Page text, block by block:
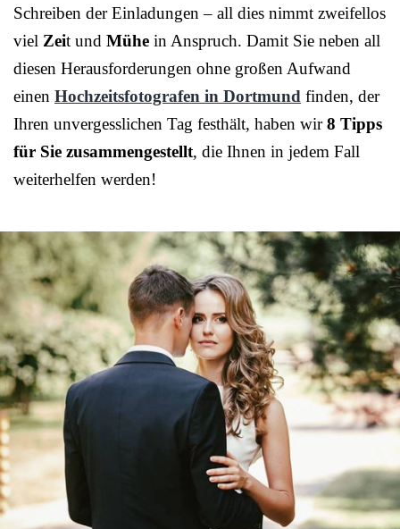
Schreiben der Einladungen – all dies nimmt zweifellos
viel Zeit und Mühe in Anspruch. Damit Sie neben all
diesen Herausforderungen ohne großen Aufwand
einen Hochzeitsfotografen in Dortmund finden, der
Ihren unvergesslichen Tag festhält, haben wir8 Tipps
für Sie zusammengestellt, die Ihnen in jedem Fall
weiterhelfen werden!